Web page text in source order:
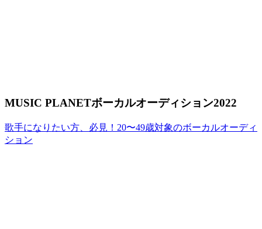
MUSIC PLANETボーカルオーディション2022
歌手になりたい方、必見！20〜49歳対象のボーカルオーディ
ション